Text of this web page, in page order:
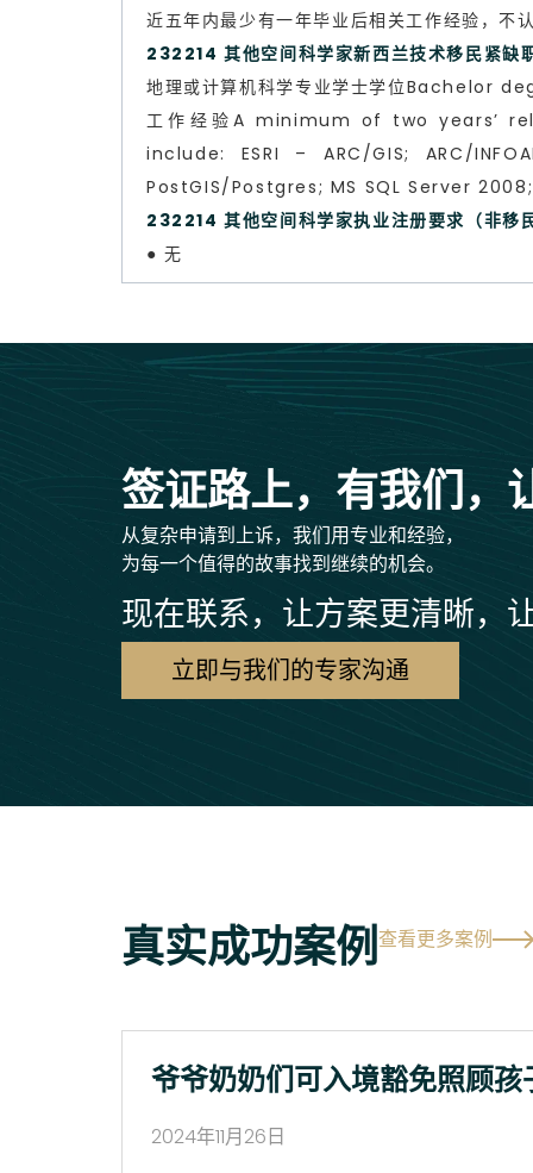
近五年内最少有一年毕业后相关工作经验，不
232214 其他空间科学家新西兰技术移民紧缺
地理或计算机科学专业学士学位Bachelor
工作经验A minimum of two years’
include: ESRI – ARC/GIS; ARC/
PostGIS/Postgres; MS SQL Server
232214 其他空间科学家执业注册要求（非移
● 无
签证路上，有我们，
从复杂申请到上诉，我们用专业和经验，
为每一个值得的故事找到继续的机会。
现在联系，让方案更清晰，
立即与我们的专家沟通
真实成功案例查看更多案例
爷爷奶奶们可入境豁免照顾孩
2024年11月26日